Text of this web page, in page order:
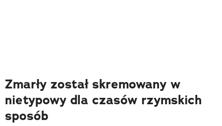
Zmarły został skremowany w
nietypowy dla czasów rzymskich
sposób